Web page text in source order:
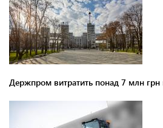
Держпром витратить понад 7 млн грн